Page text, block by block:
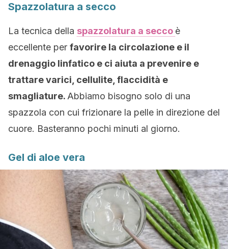
Spazzolatura a secco
La tecnica della spazzolatura a secco è
eccellente per favorire la circolazione e il
drenaggio linfatico e ci aiuta a prevenire e
trattare varici, cellulite, flaccidità e
smagliature. Abbiamo bisogno solo di una
spazzola con cui frizionare la pelle in direzione del
cuore. Basteranno pochi minuti al giorno.
Gel di aloe vera